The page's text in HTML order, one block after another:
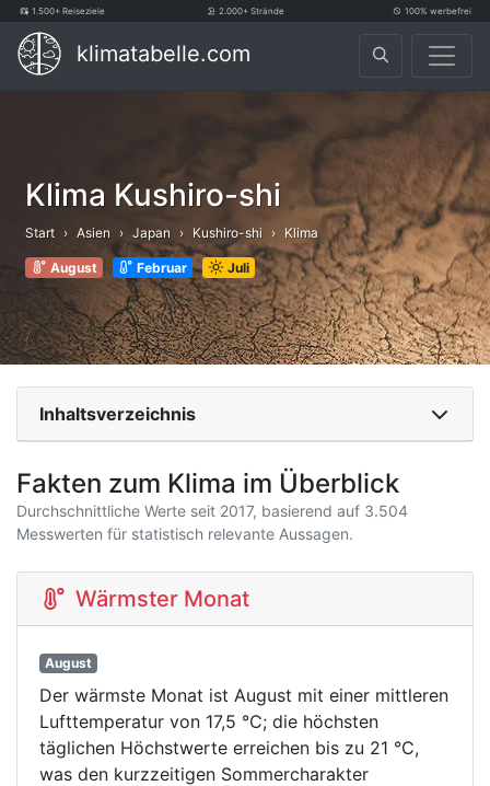
1.500+ Reiseziele 2.000+ Strände 100% werbefrei
klimatabelle.com
Klima Kushiro-shi
Start Asien Japan Kushiro-shi Klima
August Februar Juli
Inhaltsverzeichnis
Fakten zum Klima im Überblick
Durchschnittliche Werte seit 2017, basierend auf 3.504
Messwerten für statistisch relevante Aussagen.
Wärmster Monat
August
Der wärmste Monat ist August mit einer mittleren
Lufttemperatur von 17,5 °C; die höchsten
täglichen Höchstwerte erreichen bis zu 21 °C,
was den kurzzeitigen Sommercharakter